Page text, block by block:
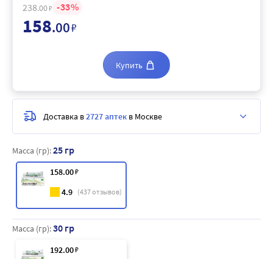
Масса (гр):25 гр
158.00₽
4.9 (437отзывов)
Масса (гр):30 гр
192.00₽
238.00₽ 33
158.00₽
Купить
Доставка в2727 аптек в Москве